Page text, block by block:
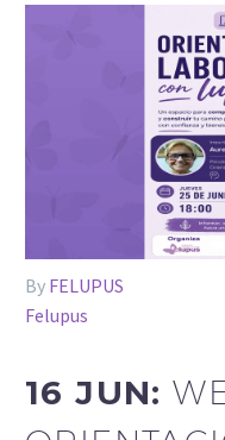
By FELUPUS
Felupus
16 JUN: